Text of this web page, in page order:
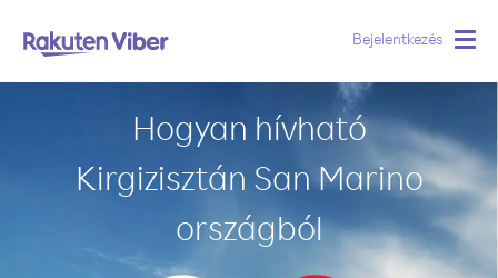
Bejelentkezés
Hogyan hívható
Kirgizisztán San Marino
országból